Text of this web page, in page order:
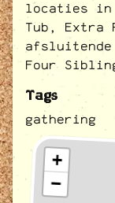
locaties in
Tub, Extra
Four
Tags
gathering
+
−